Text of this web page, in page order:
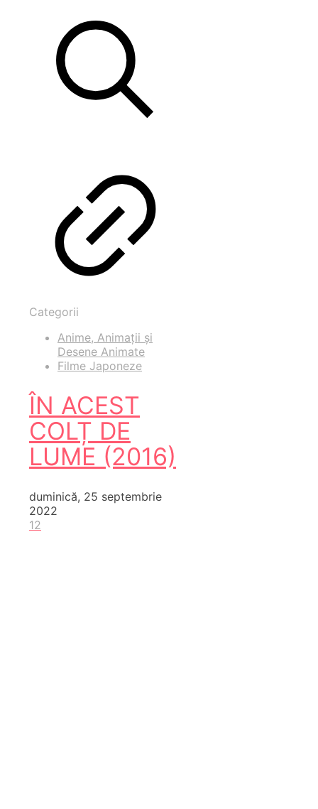
Categorii
Anime, Animații și
Desene Animate
Filme Japoneze
ÎN ACEST
COLȚ DE
LUME (2016)
duminică, 25 septembrie
2022
12